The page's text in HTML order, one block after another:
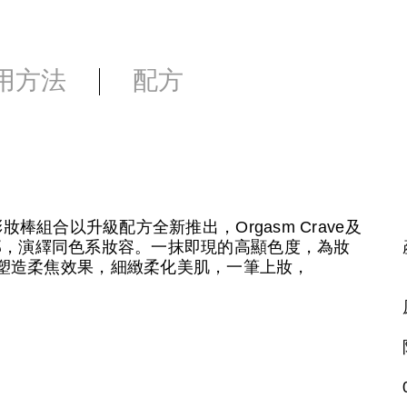
方法 配方
棒組合以升級配方全新推出，Orgasm Crave及
演繹同色系妝容。一抹即現的高顯色度，為妝
柔焦效果，細緻柔化美肌，一筆上妝，